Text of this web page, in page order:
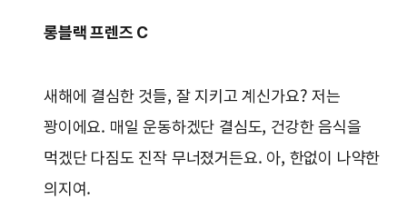
롱블랙 프렌즈 C
새해에 결심한 것들, 잘 지키고 계신가요? 저는
꽝이에요. 매일 운동하겠단 결심도, 건강한 음식을
먹겠단 다짐도 진작 무너졌거든요. 아, 한없이 나약한
의지여.